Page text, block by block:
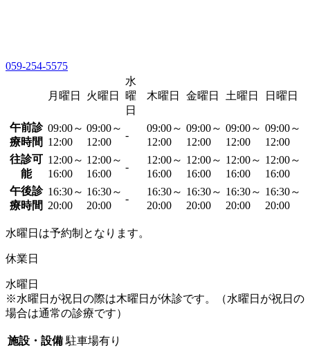
059-254-5575
月曜日 火曜日
水
曜
日
木曜日 金曜日 土曜日 日曜日
午前診
療時間
09:00～
12:00
09:00～
12:00
-
09:00～
12:00
09:00～
12:00
09:00～
12:00
09:00～
12:00
往診可
能
12:00～
16:00
12:00～
16:00
-
12:00～
16:00
12:00～
16:00
12:00～
16:00
12:00～
16:00
午後診
療時間
16:30～
20:00
16:30～
20:00
-
16:30～
20:00
16:30～
20:00
16:30～
20:00
16:30～
20:00
水曜日は予約制となります。
休業日
水曜日
※水曜日が祝日の際は木曜日が休診です。（水曜日が祝日の
場合は通常の診療です）
施設・設備 駐車場有り